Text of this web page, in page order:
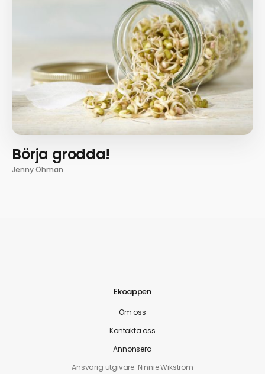
Börja grodda!
Jenny Öhman
Ekoappen
Om oss
Kontakta oss
Annonsera
Ansvarig utgivare: Ninnie Wikström